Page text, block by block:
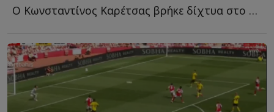
Ο Κωνσταντίνος Καρέτσας βρήκε δίχτυα στο ντεμπούτο μ...